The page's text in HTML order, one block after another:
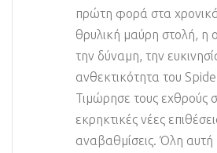
πρώτη φορά στα
θρυλική μαύρη στολή, η
την δύναμη, την
ανθεκτικότητα του
Τιμώρησε τους εχθρούς
εκρηκτικές νέες
αναβαθμίσεις. Όλη